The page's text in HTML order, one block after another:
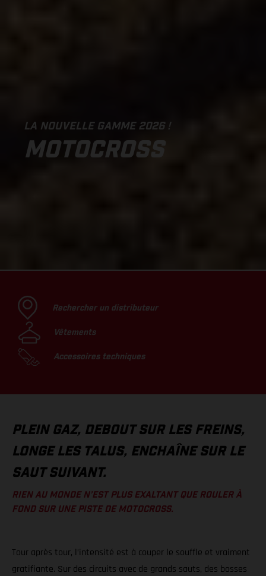
LA NOUVELLE GAMME 2026 !
MOTOCROSS
Rechercher un distributeur
Vêtements
Accessoires techniques
PLEIN GAZ, DEBOUT SUR LES FREINS,
LONGE LES TALUS, ENCHAÎNE SUR LE
SAUT SUIVANT.
RIEN AU MONDE N’EST PLUS EXALTANT QUE ROULER À
FOND SUR UNE PISTE DE MOTOCROSS.
Tour après tour, l’intensité est à couper le souffle et vraiment
gratifiante. Sur des circuits avec de grands sauts, des bosses